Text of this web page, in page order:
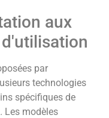
aux
par
technologies
spécifiques de
Les modèles